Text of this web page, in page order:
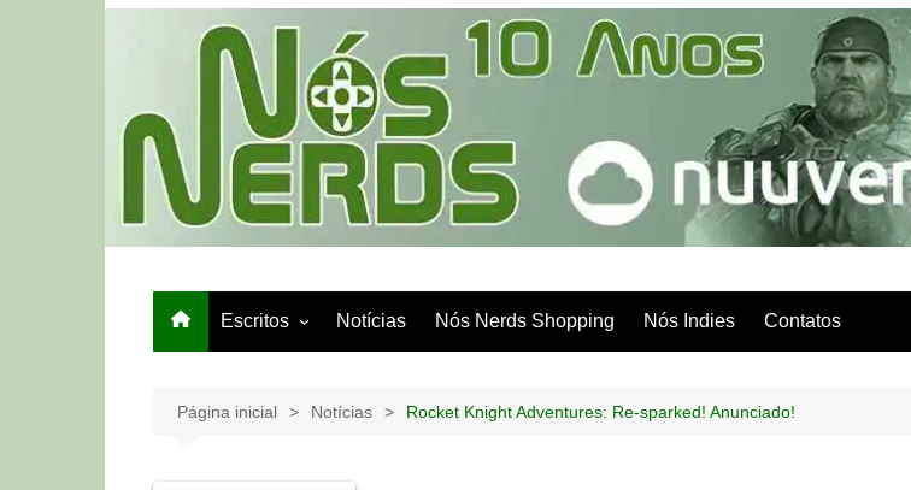
Escritos
Papo de Bar
Notícias Nós Nerds Shopping Nós Indies Contatos
Página inicial Notícias Rocket Knight Adventures: Re-sparked! Anunciado!